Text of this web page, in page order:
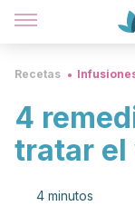
Recetas
4
tratar el
4 minutos